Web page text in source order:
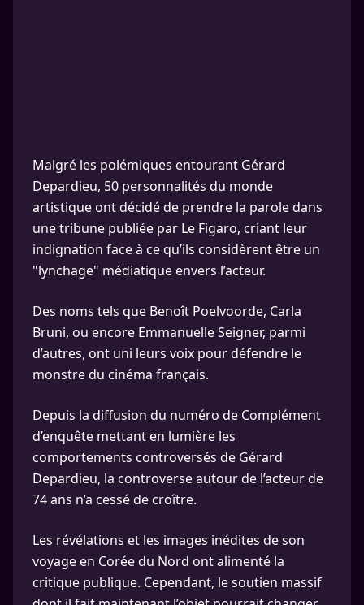
Malgré les polémiques entourant Gérard
Depardieu, 50 personnalités du monde
artistique ont décidé de prendre la parole dans
une tribune publiée par Le Figaro, criant leur
indignation face à ce qu’ils considèrent être un
"lynchage" médiatique envers l’acteur.
Des noms tels que Benoît Poelvoorde, Carla
Bruni, ou encore Emmanuelle Seigner, parmi
d’autres, ont uni leurs voix pour défendre le
monstre du cinéma français.
Depuis la diffusion du numéro de Complément
d’enquête mettant en lumière les
comportements controversés de Gérard
Depardieu, la controverse autour de l’acteur de
74 ans n’a cessé de croître.
Les révélations et les images inédites de son
voyage en Corée du Nord ont alimenté la
critique publique. Cependant, le soutien massif